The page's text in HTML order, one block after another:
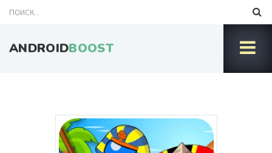
ANDROIDBOOST